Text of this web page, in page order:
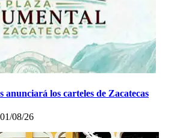
los carteles de Zacatecas
08/26